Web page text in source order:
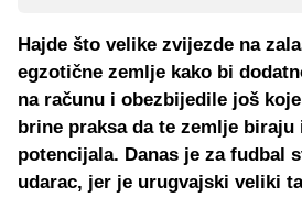
Hajde što velike zvijezde na
egzotične zemlje kako bi
na računu i obezbijedile još
brine praksa da te zemlje
potencijala. Danas je za fudbal
udarac, jer je urugvajski veliki